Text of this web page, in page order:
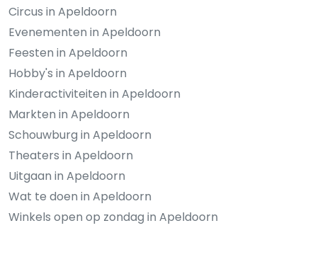
Circus in Apeldoorn
Evenementen in Apeldoorn
Feesten in Apeldoorn
Hobby's in Apeldoorn
Kinderactiviteiten in Apeldoorn
Markten in Apeldoorn
Schouwburg in Apeldoorn
Theaters in Apeldoorn
Uitgaan in Apeldoorn
Wat te doen in Apeldoorn
Winkels open op zondag in Apeldoorn